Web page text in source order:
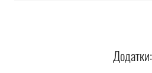
Додатки: